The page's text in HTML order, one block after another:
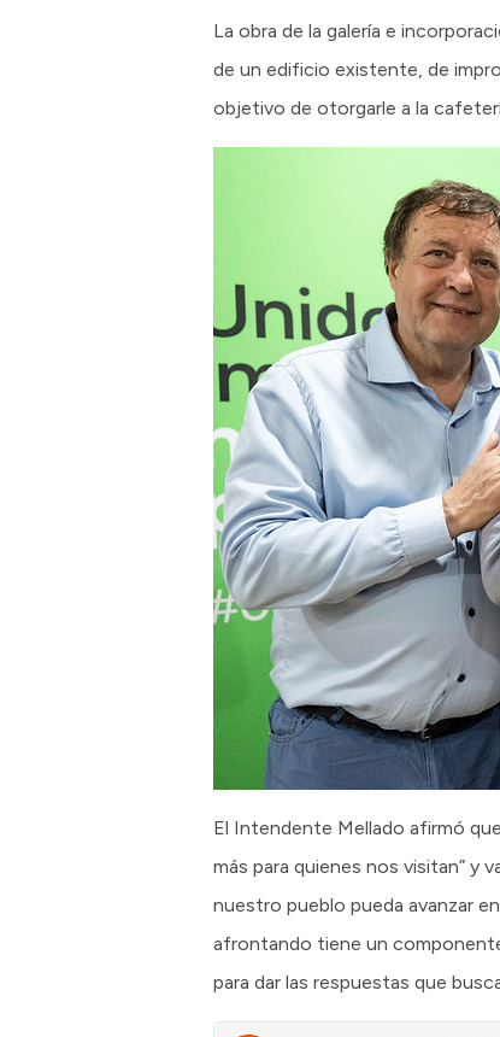
La obra de la galería e
de un edificio existente, de
objetivo de otorgarle a la
El Intendente Mellado afirmó
más para quienes nos visitan” y
nuestro pueblo pueda avanzar
afrontando tiene un
para dar las respuestas que